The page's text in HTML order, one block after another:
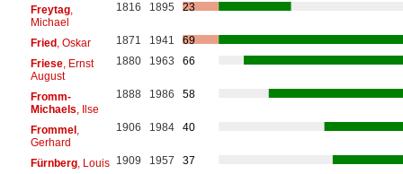
Freytag,
Michael
1816 1895 23
Fried, Oskar 1871 1941
69
Friese, Ernst
August
1880 1963 66
Fromm-
Michaels , Ilse
1888 1986 58
Frommel,
Gerhard
1906 1984 40
Fürnberg, Louis 1909 1957
37